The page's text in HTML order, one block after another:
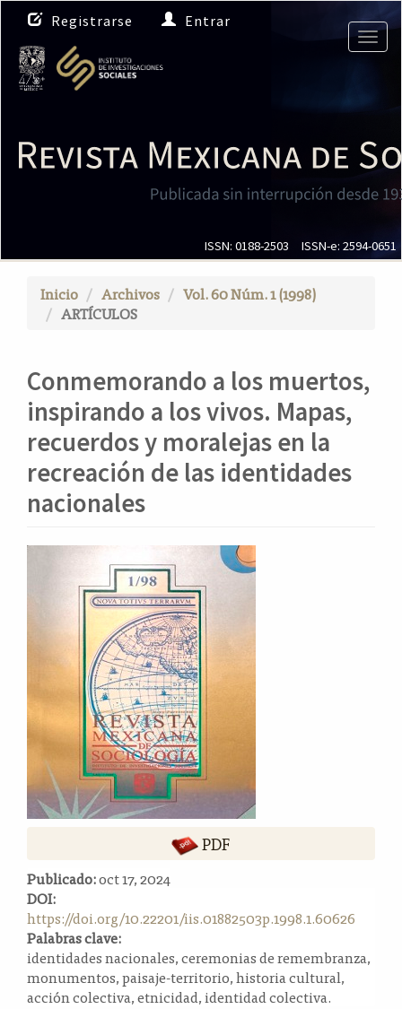
N
a
v
e
g
i
ó
n
c
C
o
n
t
e
n
i
o
c
a
r
r
a
t
e
r
a
l
Registrarse Entrar
ISSN: 0188-2503 ISSN-e: 2594-0651
Inicio Archivos
Vol. 60 Núm. 1 (1998)
ARTÍCULOS
Conmemorando a los muertos,
inspirando a los vivos. Mapas,
recuerdos y moralejas en la
recreación de las identidades
nacionales
lateral
artículo
PDF
Publicado:oct 17, 2024
DOI:
https://doi.org/10.22201/iis.01882503p.1998.1.60626
Palabras clave:
identidades nacionales, ceremonias de remembranza,
monumentos, paisaje-territorio, historia cultural,
acción colectiva, etnicidad, identidad colectiva.